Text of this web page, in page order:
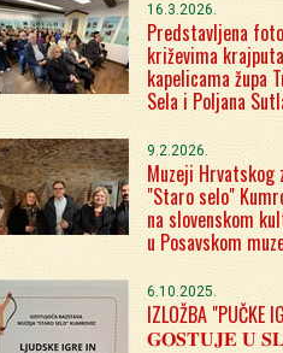
16.3.2026.
Predstavljena
križevima
kapelicama župa
Sela i Poljana
9.2.2026.
Muzeji Hrvatskog
"Staro selo"
na slovenskom
u Posavskom
6.10.2025.
IZLOŽBA "PUČKE
𝐆𝐎𝐒𝐓𝐔𝐉𝐄 𝐔